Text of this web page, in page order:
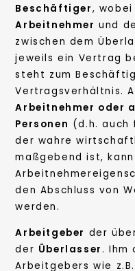
Beschäftiger, wobei
Arbeitnehmer und
zwischen dem
jeweils ein Vertrag
steht zum
Vertragsverhältnis.
Arbeitnehmer oder
Personen (d.h. auch
der wahre
maßgebend ist,
den Abschluss von
werden.
Arbeitgeber der
der Überlasser. Ihm
Arbeitgebers wie